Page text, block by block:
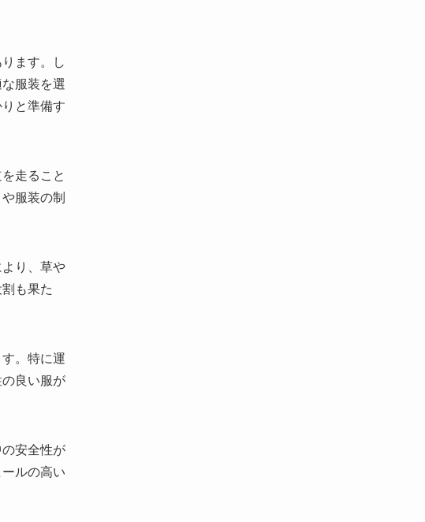
ます。し
服装を選
と準備す
走ること
服装の制
り、草や
も果た
。特に運
良い服が
安全性が
ルの高い